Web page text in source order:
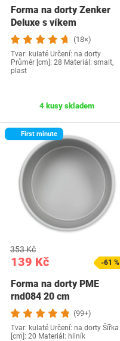
Forma na dorty Zenker
Deluxe s víkem
(18×)
Tvar: kulaté Určení: na dorty
Průměr [cm]: 28 Materiál: smalt,
plast
4 kusy skladem
First minute
139 Kč
353 Kč
-61 %
Forma na dorty PME
rnd084 20 cm
(99+)
Tvar: kulaté Určení: na dorty Šířka
[cm]: 20 Materiál: hliník